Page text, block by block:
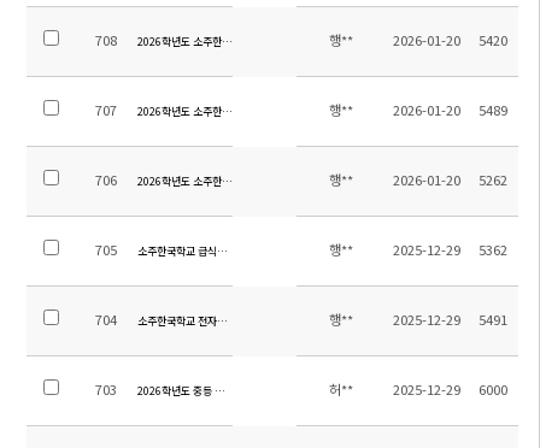
708 2026학년도 소주한국학교 청소용역 업체 선정 입찰공고(입찰공고 제2025-15호)
행** 2026-01-20 5420
707 2026학년도 소주한국학교 소방용역 업체 선정 입찰공고(입찰공고 제2025-14호)
행** 2026-01-20 5489
706 2026학년도 소주한국학교 보안용역 업체 선정 입찰공고(입찰공고 제2025-13호)
행** 2026-01-20 5262
705 소주한국학교 급식위탁 용역업체 선정 입찰 공고(재공고, 긴급)(공고 제2025-12호)
행** 2025-12-29 5362
704 소주한국학교 전자칠판 및 화이트보드(칠판) 구매 및 설치 입찰 공고(재공고, 긴급)(공고 제
행** 2025-12-29 5491
703 2026학년도 중등 교과용도서 안내 허** 2025-12-29 6000